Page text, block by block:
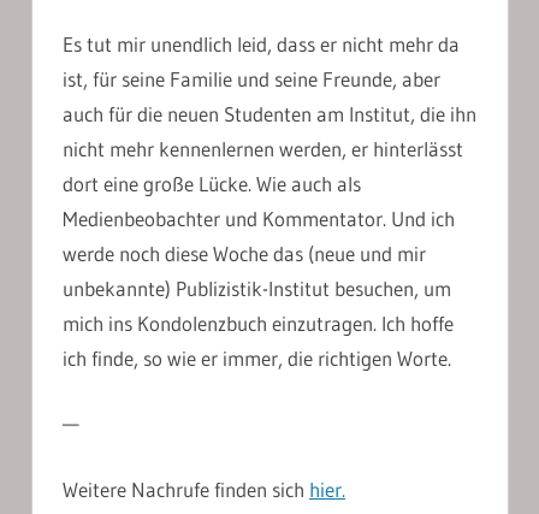
Es tut mir unendlich leid, dass er nicht mehr da
ist, für seine Familie und seine Freunde, aber
auch für die neuen Studenten am Institut, die ihn
nicht mehr kennenlernen werden, er hinterlässt
dort eine große Lücke. Wie auch als
Medienbeobachter und Kommentator. Und ich
werde noch diese Woche das (neue und mir
unbekannte) Publizistik-Institut besuchen, um
mich ins Kondolenzbuch einzutragen. Ich hoffe
ich finde, so wie er immer, die richtigen Worte.
—
Weitere Nachrufe finden sich hier.